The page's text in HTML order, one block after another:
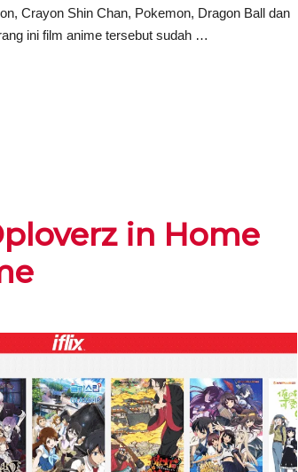
Crayon Shin Chan, Pokemon, Dragon Ball dan
ini film anime tersebut sudah …
in Home